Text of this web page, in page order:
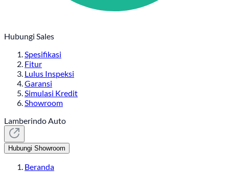
Hubungi Sales
Spesifikasi
Fitur
Lulus Inspeksi
Garansi
Simulasi Kredit
Showroom
Lamberindo Auto
Hubungi Showroom
Beranda